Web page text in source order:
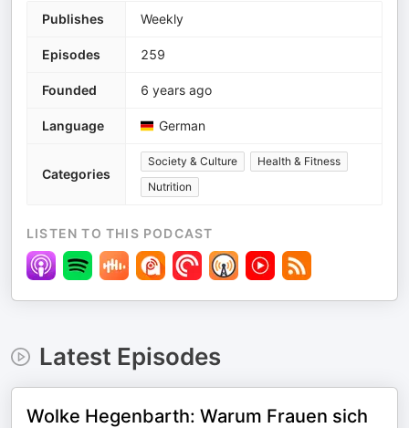
Publishes Weekly
Episodes 259
Founded 6 years ago
Language German
Categories
Society & Culture
Health & Fitness
Nutrition
LISTEN TO THIS PODCAST
Latest Episodes
Wolke Hegenbarth: Warum Frauen sich